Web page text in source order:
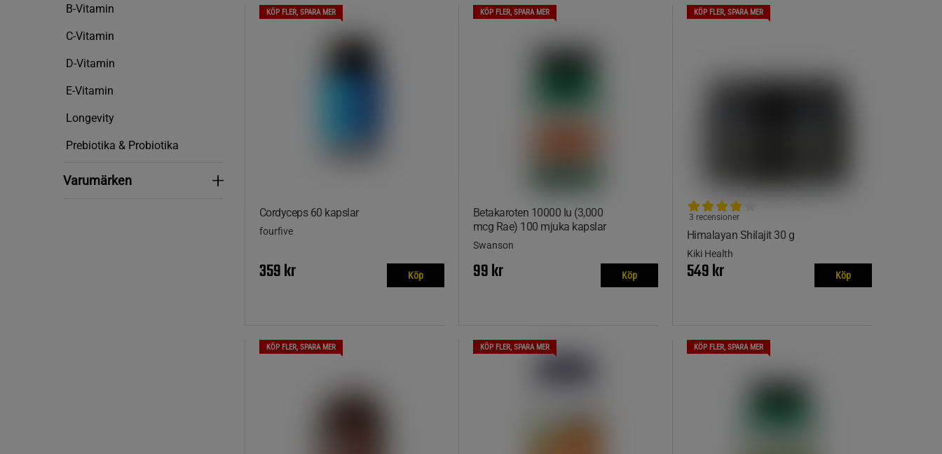
B-Vitamin
C-Vitamin
D-Vitamin
E-Vitamin
Longevity
Prebiotika & Probiotika
VarumärkenVarumärken
KÖP FLER, SPARA MER
Cordyceps 60 kapslar
fourfive
359 kr Köp
KÖP FLER, SPARA MER
Betakaroten 10000 Iu (3,000
mcg Rae) 100 mjuka kapslar
Swanson
99 kr Köp
KÖP FLER, SPARA MER
Himalayan Shilajit 30 g
3 recensioner
Kiki Health
549 kr Köp
KÖP FLER, SPARA MER KÖP FLER, SPARA MER KÖP FLER, SPARA MER